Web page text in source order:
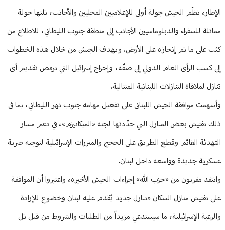
الإطار، نظّم الجيش جولة أولى للإعلاميين المحليين والأجانب، تلتها جولة
مماثلة للسفراء والدبلوماسيين الأجانب إلى منطقة جنوب الليطاني، للاطلاع من
كثب على ما تم إنجازه على الأرض. ويهدف الجيش من خلال هذه الخطوات
إلى كسب الرأي العام الدولي إلى صفّه، وإحراج إسرائيل التي ترفض تقديم أي
تنازل لملاقاة التنازلات اللبنانية المتتالية.
وأسهمت موافقة الجيش اللبناني على تفعيل مهامه جنوب نهر الليطاني، بما في
ذلك تفتيش بعض المنازل التي حدّدتها لجنة «الميكانيزم»، في دعم مسار
التهدئة القائم وقطع الطريق على الحجج والمبررات الإسرائيلية لتوجيه ضربة
عسكرية جديدة وواسعة داخل لبنان.
وانتقد مقربون من «حزب الله» إجراءات الجيش الأخيرة، واعتبروا أن الموافقة
على تفتيش منازل السكان «تنازل جديد يُقدم عليه لبنان وخضوع للإرادة
والرغبة الإسرائيلية، ما سيستدعي مزيداً من الطلبات والشروط من قبل تل